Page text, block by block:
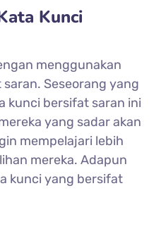
Kunci
menggunakan
Seseorang yang
kunci bersifat saran ini
yang sadar akan
mempelajari lebih
mereka. Adapun
kunci yang bersifat